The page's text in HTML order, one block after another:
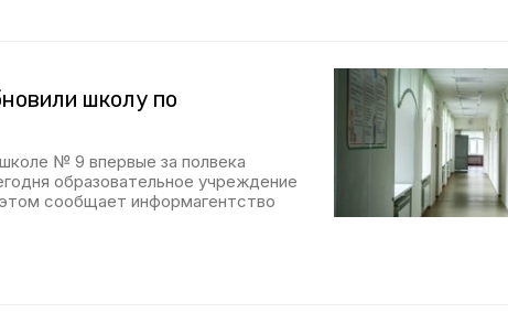
школу по
№ 9 впервые за полвека
образовательное учреждение
сообщает информагентство